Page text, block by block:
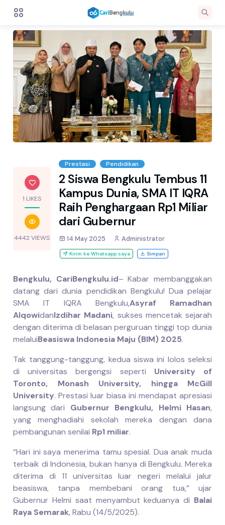
1 LIKES
4442 VIEWS
Prestasi Pendidikan
2 Siswa Bengkulu Tembus 11
Kampus Dunia, SMA IT IQRA
Raih Penghargaan Rp1 Miliar
dari Gubernur
14 May 2025 Administrator
Kirim ke Whatsapp saya Simpan
Bengkulu, CariBengkulu.id– Kabar membanggakan
datang dari dunia pendidikan Bengkulu! Dua pelajar
SMA IT IQRA Bengkulu,Asyraf Ramadhan
AlqowidanIzdihar Madani, sukses mencetak sejarah
dengan diterima di belasan perguruan tinggi top dunia
melaluiBeasiswa Indonesia Maju (BIM) 2025.
Tak tanggung-tanggung, kedua siswa ini lolos seleksi
di universitas bergengsi seperti University of
Toronto, Monash University, hingga McGill
University. Prestasi luar biasa ini mendapat apresiasi
langsung dari Gubernur Bengkulu, Helmi Hasan,
yang menghadiahi sekolah mereka dengan dana
pembangunan senilai Rp1 miliar.
“Hari ini saya menerima tamu spesial. Dua anak muda
terbaik di Indonesia, bukan hanya di Bengkulu. Mereka
diterima di 11 universitas luar negeri melalui jalur
beasiswa, tanpa membebani orang tua,” ujar
Gubernur Helmi saat menyambut keduanya di Balai
Raya Semarak, Rabu (14/5/2025).